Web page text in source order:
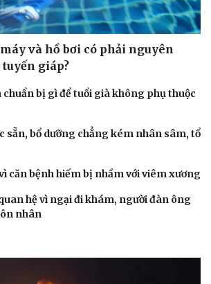
Podcast
Câu chuyện thời sự
Hạt giống tâm hồn
và hồ bơi có phải nguyên
giáp?
chuẩn bị gì để tuổi già không phụ thuộc
sẵn, bổ dưỡng chẳng kém nhân sâm, tổ
căn bệnh hiếm bị nhầm với viêm xương
hệ vì ngại đi khám, người đàn ông
nhân